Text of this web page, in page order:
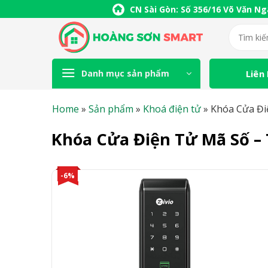
to
CN Sài Gòn: Số 356/16 Võ Văn
kiếm:
Danh mục sản phẩm Liên
Home » Sản phẩm » Khoá điện tử» Khóa Cửa
Khóa Cửa Điện Tử Mã Số –
-6%